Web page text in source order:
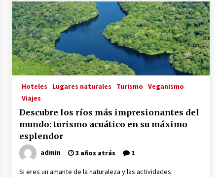
Hoteles Lugares naturales Turismo
Veganismo
Viajes
Descubre los ríos más impresionantes del
mundo: turismo acuático en su máximo
esplendor
admin 3 años atrás 1
Si eres un amante de la naturaleza y las actividades